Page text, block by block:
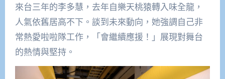
來台三年的李多慧，去年自樂天桃猿轉入味全龍，
人氣依舊居高不下。談到未來動向，她強調自己非
常熱愛啦啦隊工作，「會繼續應援！」展現對舞台
的熱情與堅持。